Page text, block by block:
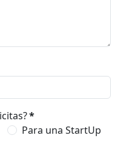
*
Para una StartUp